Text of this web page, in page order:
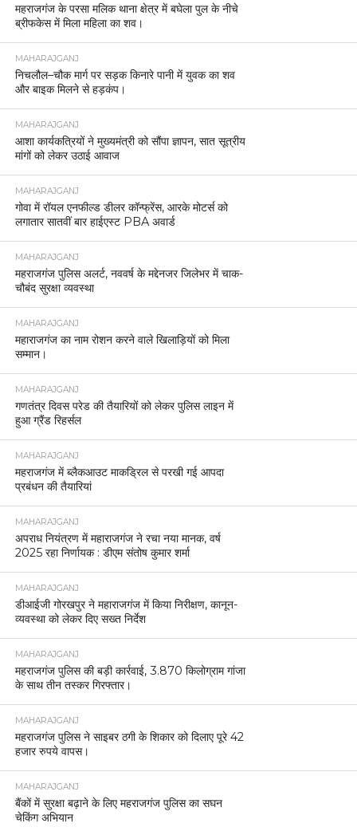
महराजगंज के परसा मलिक थाना क्षेत्र में बघेला पुल के नीचे
ब्रीफकेस में मिला महिला का शव।
MAHARAJGANJ
निचलौल–चौक मार्ग पर सड़क किनारे पानी में युवक का शव
और बाइक मिलने से हड़कंप।
MAHARAJGANJ
आशा कार्यकत्रियों ने मुख्यमंत्री को सौंपा ज्ञापन, सात सूत्रीय
मांगों को लेकर उठाई आवाज
MAHARAJGANJ
गोवा में रॉयल एनफील्ड डीलर कॉन्फ्रेंस, आरके मोटर्स को
लगातार सातवीं बार हाईएस्ट PBA अवार्ड
MAHARAJGANJ
महराजगंज पुलिस अलर्ट, नववर्ष के मद्देनजर जिलेभर में चाक-
चौबंद सुरक्षा व्यवस्था
MAHARAJGANJ
महाराजगंज का नाम रोशन करने वाले खिलाड़ियों को मिला
सम्मान।
MAHARAJGANJ
गणतंत्र दिवस परेड की तैयारियों को लेकर पुलिस लाइन में
हुआ ग्रैंड रिहर्सल
MAHARAJGANJ
महराजगंज में ब्लैकआउट माकड्रिल से परखी गई आपदा
प्रबंधन की तैयारियां
MAHARAJGANJ
अपराध नियंत्रण में महाराजगंज ने रचा नया मानक, वर्ष
2025 रहा निर्णायक : डीएम संतोष कुमार शर्मा
MAHARAJGANJ
डीआईजी गोरखपुर ने महाराजगंज में किया निरीक्षण, कानून-
व्यवस्था को लेकर दिए सख्त निर्देश
MAHARAJGANJ
महराजगंज पुलिस की बड़ी कार्रवाई, 3.870 किलोग्राम गांजा
के साथ तीन तस्कर गिरफ्तार।
MAHARAJGANJ
महराजगंज पुलिस ने साइबर ठगी के शिकार को दिलाए पूरे 42
हजार रुपये वापस।
MAHARAJGANJ
बैंकों में सुरक्षा बढ़ाने के लिए महराजगंज पुलिस का सघन
चेकिंग अभियान